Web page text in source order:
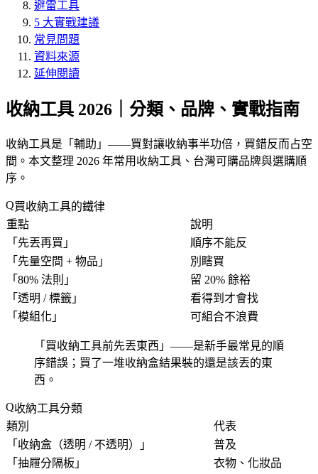
避雷工具
5 大實戰建議
常見問題
資料來源
延伸閱讀
收納工具 2026｜分類、品牌、實戰指南
收納工具是「 輔助 」——買對讓收納事半功倍，買錯反而占空
間。本文整理 2026 年常用收納工具、台灣可購品牌與選購順
序。
買收納工具的鐵律
重點
說明
「 先丟再買 」
順序不能反
「 先量空間 + 物品 」
別瞎買
「 80% 法則 」
留 20% 餘裕
「 透明 / 標籤 」
看得到才會找
「 模組化 」 可組合不浪費
「 買收納工具前先丟東西 」——是新手最常見的順
序錯誤；買了一堆收納盒結果裝的還是該丟的東
西。
收納工具分類
類別
代表
「 收納盒（透明 / 不透明） 」
普及
「 抽屜分隔板 」
衣物、化妝品